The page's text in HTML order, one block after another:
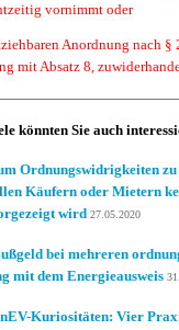
vornimmt oder
Anordnung nach §
mit Absatz 8,
könnten Sie auch
Ordnungswidrigkeiten zu
Käufern oder Mietern
wird 27.05.2020
bei mehreren
mit dem Energieausweis
Kuriositäten: Vier